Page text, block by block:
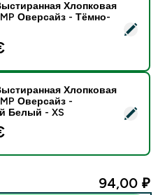
Хлопковая Футболка MP
Хлопковая
Оверсайз - Тёмно-
Хлопковая Футболка MP
Хлопковая
Оверсайз -
Белый - XS
94,00 ₽‎